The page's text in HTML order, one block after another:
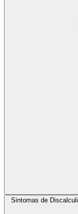
Sintomas de